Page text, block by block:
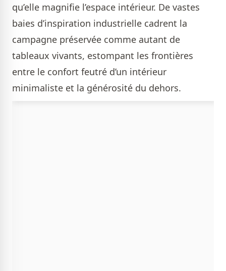
qu’elle magnifie l’espace intérieur. De vastes
baies d’inspiration industrielle cadrent la
campagne préservée comme autant de
tableaux vivants, estompant les frontières
entre le confort feutré d’un intérieur
minimaliste et la générosité du dehors.